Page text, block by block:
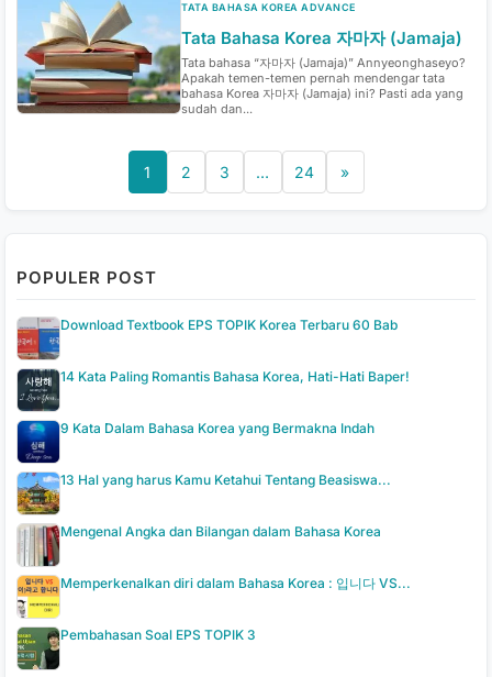
TATA BAHASA KOREA ADVANCE
Tata Bahasa Korea 자마자 (Jamaja)
Tata bahasa “자마자 (Jamaja)” Annyeonghaseyo?
Apakah temen-temen pernah mendengar tata
bahasa Korea 자마자 (Jamaja) ini? Pasti ada yang
sudah dan...
1 2 3 … 24 »
POPULER POST
Download Textbook EPS TOPIK Korea Terbaru 60 Bab
14 Kata Paling Romantis Bahasa Korea, Hati-Hati Baper!
9 Kata Dalam Bahasa Korea yang Bermakna Indah
13 Hal yang harus Kamu Ketahui Tentang Beasiswa...
Mengenal Angka dan Bilangan dalam Bahasa Korea
Memperkenalkan diri dalam Bahasa Korea : 입니다 VS...
Pembahasan Soal EPS TOPIK 3